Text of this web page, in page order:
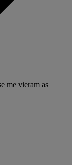
me vieram as